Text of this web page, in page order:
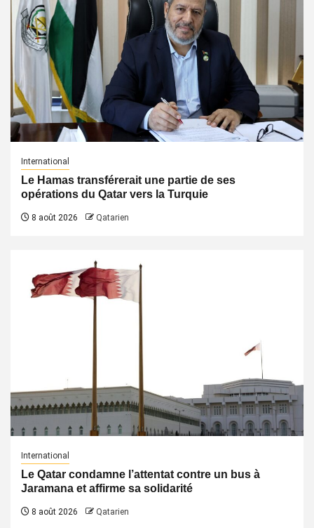
International
Le Hamas transférerait une partie de ses
opérations du Qatar vers la Turquie
8 août 2026 Qatarien
International
Le Qatar condamne l’attentat contre un bus à
Jaramana et affirme sa solidarité
8 août 2026 Qatarien